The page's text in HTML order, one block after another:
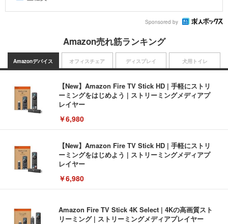
Sponsored by
Amazon売れ筋ランキング
Amazonデバイス
【New】Amazon Fire TV Stick HD | 手軽にストリ
ーミングをはじめよう | ストリーミングメディアプ
レイヤー
￥6,980
【New】Amazon Fire TV Stick HD | 手軽にストリ
ーミングをはじめよう | ストリーミングメディアプ
レイヤー
￥6,980
Amazon Fire TV Stick 4K Select | 4Kの高画質スト
リーミング | ストリーミングメディアプレイヤー
オフィスチェア ディスプレイ 犬用トイレ